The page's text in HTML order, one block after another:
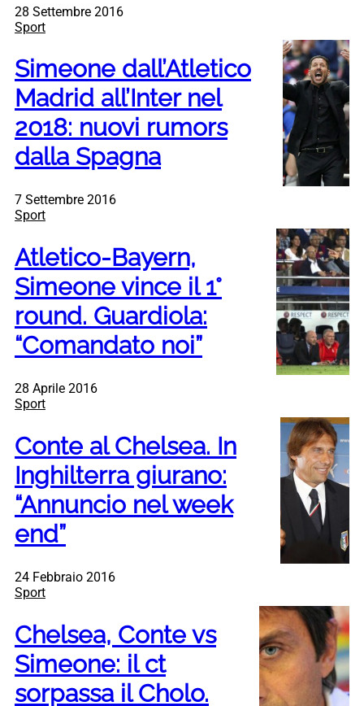
28 Settembre 2016
Sport
Simeone dall’Atletico
Madrid all’Inter nel
2018: nuovi rumors
dalla Spagna
7 Settembre 2016
Sport
Atletico-Bayern,
Simeone vince il 1°
round. Guardiola:
“Comandato noi”
28 Aprile 2016
Sport
Conte al Chelsea. In
Inghilterra giurano:
“Annuncio nel week
end”
24 Febbraio 2016
Sport
Chelsea, Conte vs
Simeone: il ct
sorpassa il Cholo.